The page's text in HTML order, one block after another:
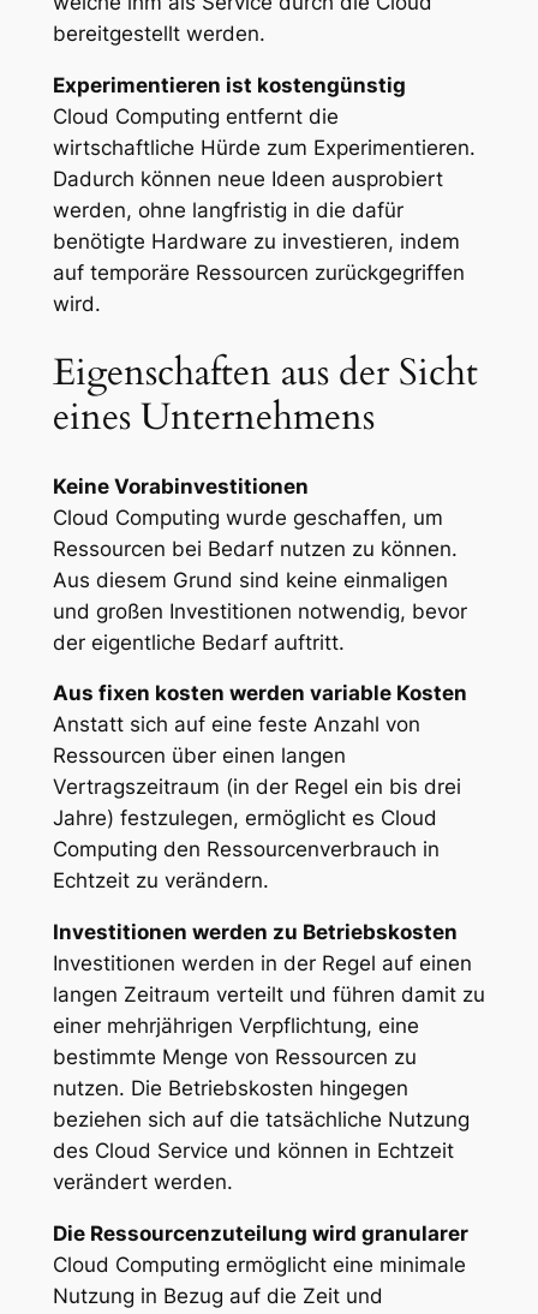
bereitgestellt werden.
Experimentieren ist kostengünstig
Cloud Computing entfernt die
wirtschaftliche Hürde zum Experimentieren.
Dadurch können neue Ideen ausprobiert
werden, ohne langfristig in die dafür
benötigte Hardware zu investieren, indem
auf temporäre Ressourcen zurückgegriffen
wird.
Eigenschaften aus der Sicht
eines Unternehmens
Keine Vorabinvestitionen
Cloud Computing wurde geschaffen, um
Ressourcen bei Bedarf nutzen zu können.
Aus diesem Grund sind keine einmaligen
und großen Investitionen notwendig, bevor
der eigentliche Bedarf auftritt.
Aus fixen kosten werden variable Kosten
Anstatt sich auf eine feste Anzahl von
Ressourcen über einen langen
Vertragszeitraum (in der Regel ein bis drei
Jahre) festzulegen, ermöglicht es Cloud
Computing den Ressourcenverbrauch in
Echtzeit zu verändern.
Investitionen werden zu Betriebskosten
Investitionen werden in der Regel auf einen
langen Zeitraum verteilt und führen damit zu
einer mehrjährigen Verpflichtung, eine
bestimmte Menge von Ressourcen zu
nutzen. Die Betriebskosten hingegen
beziehen sich auf die tatsächliche Nutzung
des Cloud Service und können in Echtzeit
verändert werden.
Die Ressourcenzuteilung wird granularer
Cloud Computing ermöglicht eine minimale
Nutzung in Bezug auf die Zeit und